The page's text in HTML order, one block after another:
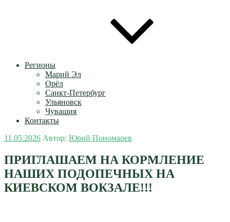
Регионы
Марий Эл
Орёл
Санкт-Петербург
Ульяновск
Чувашия
Контакты
Опубликовано
11.05.2026 Автор: Юрий Пономарев
ПРИГЛАШАЕМ НА КОРМЛЕНИЕ
НАШИХ ПОДОПЕЧНЫХ НА
КИЕВСКОМ ВОКЗАЛЕ!!!